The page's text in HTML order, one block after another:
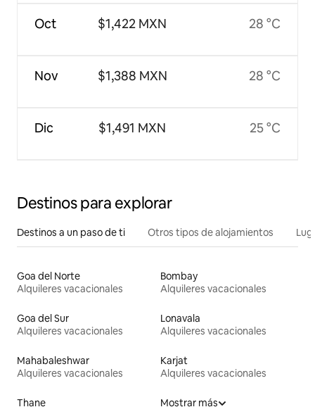
Oct
Nov
Dic
$1,422 MXN
$1,388 MXN
$1,491 MXN
28 °C
28 °C
25 °C
Destinos para explorar
Destinos a un paso de ti Otros tipos de alojamientos
Goa del Norte
Alquileres vacacionales
Bombay
Alquileres vacacionales
Goa del Sur
Alquileres vacacionales
Lonavala
Alquileres vacacionales
Mahabaleshwar
Alquileres vacacionales
Karjat
Alquileres vacacionales
Thane
Mostrar más